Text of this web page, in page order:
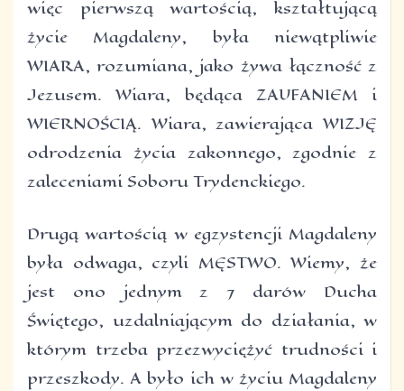
więc pierwszą wartością, kształtującą
życie Magdaleny, była niewątpliwie
WIARA, rozumiana, jako żywa łączność z
Jezusem. Wiara, będąca ZAUFANIEM i
WIERNOŚCIĄ. Wiara, zawierająca WIZJĘ
odrodzenia życia zakonnego, zgodnie z
zaleceniami Soboru Trydenckiego.
Drugą wartością w egzystencji Magdaleny
była odwaga, czyli MĘSTWO. Wiemy, że
jest ono jednym z 7 darów Ducha
Świętego, uzdalniającym do działania, w
którym trzeba przezwyciężyć trudności i
przeszkody. A było ich w życiu Magdaleny